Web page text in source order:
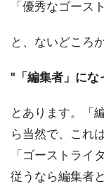
「優秀なゴース
と、ないどころ
"「編集者」にな
とあります。「
ら当然で、これ
「ゴーストライ
従うなら編集者